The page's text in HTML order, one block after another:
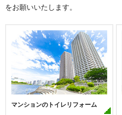
ベルドール神戸北町
ライブシティ神戸緑園都市
ワコーレオーキッドプラザ
※その他、多数の実績がございます。
をお願いいたします。
マンションのトイレリフォーム